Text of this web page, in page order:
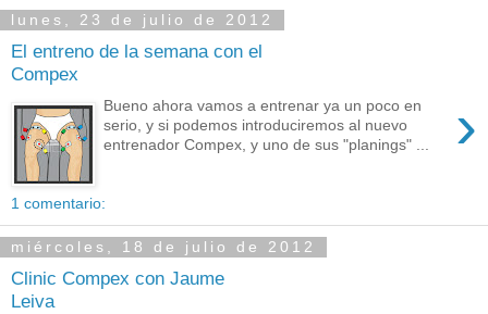
lunes, 23 de julio de 2012
El entreno de la semana con el
Compex
›
Bueno ahora vamos a entrenar ya un poco en
serio, y si podemos introduciremos al nuevo
entrenador Compex, y uno de sus "planings" ...
1 comentario:
miércoles, 18 de julio de 2012
Clinic Compex con Jaume
Leiva